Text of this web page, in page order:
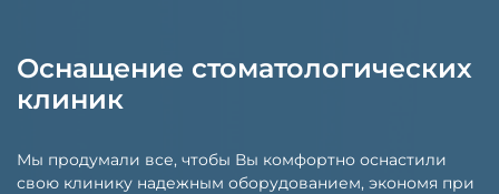
Оснащение стоматологических
клиник
Мы продумали все, чтобы Вы комфортно оснастили
свою клинику надежным оборудованием, экономя при